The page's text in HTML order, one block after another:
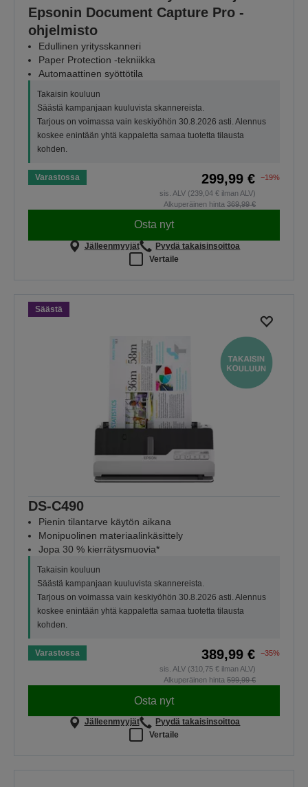
Epsonin Document Capture Pro -
ohjelmisto
Edullinen yritysskanneri
Paper Protection -tekniikka
Automaattinen syöttötila
Takaisin kouluun
Säästä kampanjaan kuuluvista skannereista.
Tarjous on voimassa vain keskiyöhön 30.8.2026 asti. Alennus
koskee enintään yhtä kappaletta samaa tuotetta tilausta
kohden.
Varastossa 299,99 €
−19%
sis. ALV (239,04 € ilman ALV)
Alkuperäinen hinta 369,99 €
Osta nyt
Jälleenmyyjät
Pyydä takaisinsoittoa
Vertaile
Säästä
DS-C490
Pienin tilantarve käytön aikana
Monipuolinen materiaalinkäsittely
Jopa 30 % kierrätysmuovia*
Takaisin kouluun
Säästä kampanjaan kuuluvista skannereista.
Tarjous on voimassa vain keskiyöhön 30.8.2026 asti. Alennus
koskee enintään yhtä kappaletta samaa tuotetta tilausta
kohden.
Varastossa 389,99 €
−35%
sis. ALV (310,75 € ilman ALV)
Alkuperäinen hinta 599,99 €
Osta nyt
Jälleenmyyjät
Pyydä takaisinsoittoa
Vertaile